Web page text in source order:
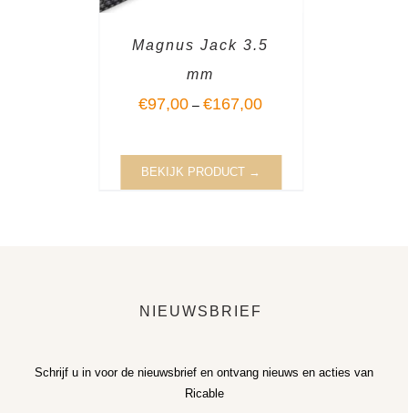
Magnus Jack 3.5
mm
€97,00 –€167,00
BEKIJK PRODUCT →
NIEUWSBRIEF
Schrijf u in voor de nieuwsbrief en ontvang nieuws en acties van
Ricable